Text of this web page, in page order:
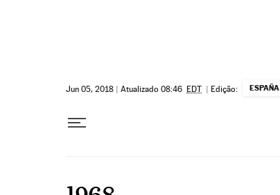
Jun 05, 2018 | Atualizado 08:46 EDT | Edição: ESPAÑA